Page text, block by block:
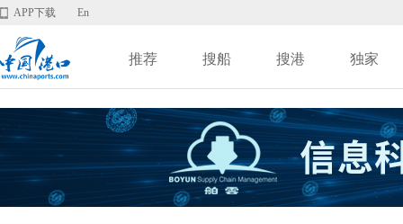
APP下载 En
推荐 搜船 搜港 独家